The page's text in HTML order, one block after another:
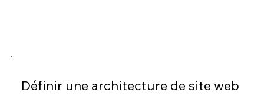
Définir une architecture de site web